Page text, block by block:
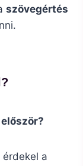
szövegértés
a